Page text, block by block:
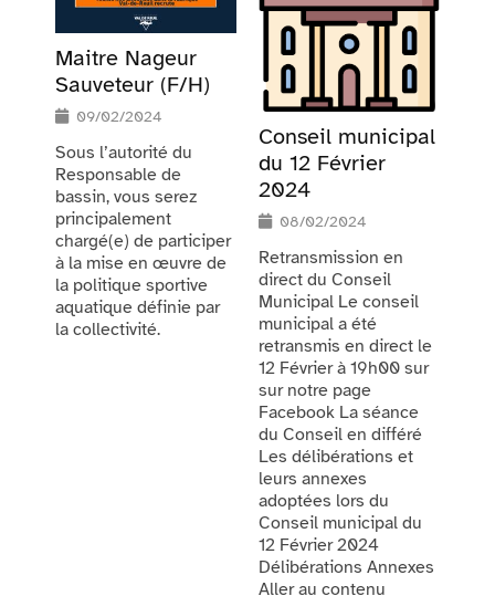
Maitre Nageur
Sauveteur (F/H)
09/02/2024
Sous l’autorité du
Responsable de
bassin, vous serez
principalement
chargé(e) de participer
à la mise en œuvre de
la politique sportive
aquatique définie par
la collectivité.
Conseil municipal
du 12 Février
2024
08/02/2024
Retransmission en
direct du Conseil
Municipal Le conseil
municipal a été
retransmis en direct le
12 Février à 19h00 sur
sur notre page
Facebook La séance
du Conseil en différé
Les délibérations et
leurs annexes
adoptées lors du
Conseil municipal du
12 Février 2024
Délibérations Annexes
Aller au contenu